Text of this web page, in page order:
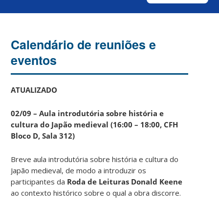
Calendário de reuniões e
eventos
ATUALIZADO
02/09 – Aula introdutória sobre história e
cultura do Japão medieval (16:00 – 18:00, CFH
Bloco D, Sala 312)
Breve aula introdutória sobre história e cultura do
Japão medieval, de modo a introduzir os
participantes da Roda de Leituras Donald Keene
ao contexto histórico sobre o qual a obra discorre.